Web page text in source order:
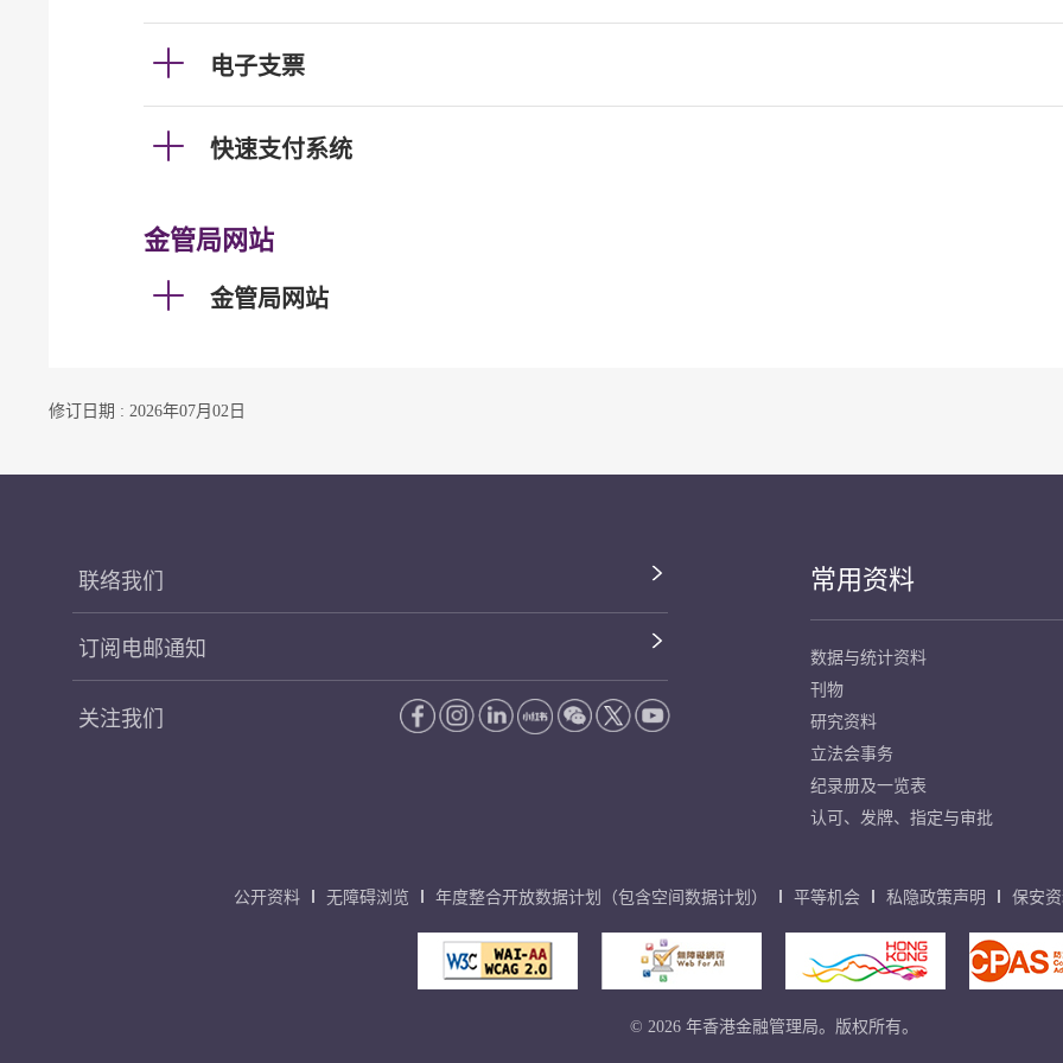
电子支票
快速支付系统
金管局网站
金管局网站
修订日期 : 2026年07月02日
联络我们
订阅电邮通知
关注我们
常用资料
数据与统计资料
刊物
研究资料
立法会事务
纪录册及一览表
认可、发牌、指定与审批
公开资料 无障碍浏览 年度整合开放数据计划（包含空间数据计划） 平等机会 私隐政策声明 保安
© 2026 年香港金融管理局。版权所有。